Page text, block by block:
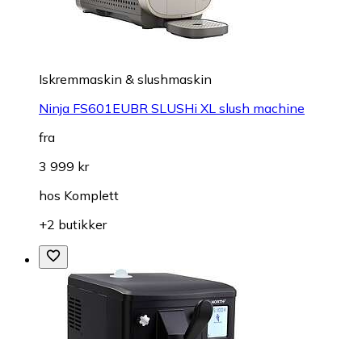
Iskremmaskin & slushmaskin
Ninja FS601EUBR SLUSHi XL slush machine
fra
3 999 kr
hos Komplett
+2 butikker